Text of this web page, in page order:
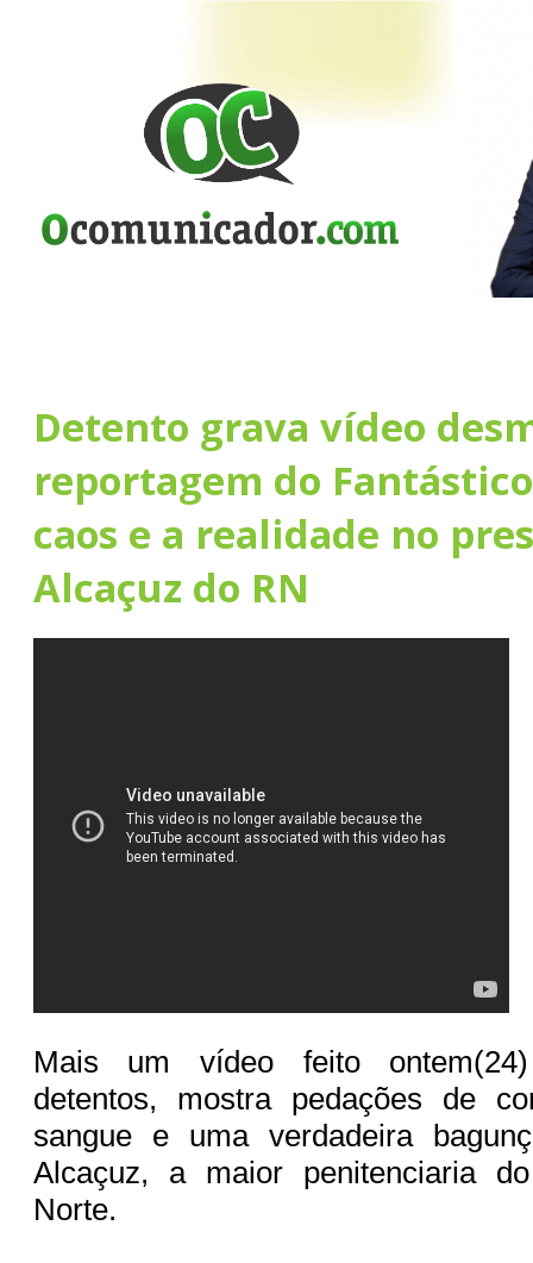
Detento grava vídeo
reportagem do
caos e a realidade no
Alcaçuz do RN
Mais um vídeo feito
detentos, mostra pedações de
sangue e uma verdadeira
Alcaçuz, a maior penitenciaria
Norte.